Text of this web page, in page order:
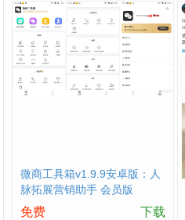
微商工具箱v1.9.9安卓版：人
脉拓展营销助手 会员版
免费 下载